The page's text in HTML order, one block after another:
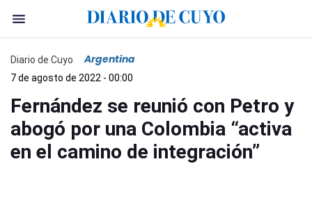
Diario de Cuyo Argentina
7 de agosto de 2022 - 00:00
Fernández se reunió con Petro y
abogó por una Colombia “activa
en el camino de integración”